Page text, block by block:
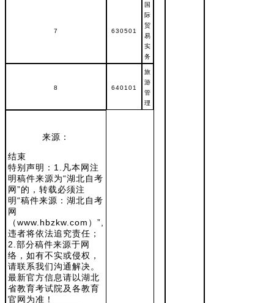
7 630501
国
际
贸
易
实
务
8 640101
旅
游
管
理
来源：
结束
特别声明：1.凡本网注
明稿件来源为“湖北自考
网”的，转载必须注
明“稿件来源：湖北自考
网
（www.hbzkw.com）”,
违者将依法追究责任；
2.部分稿件来源于网
络，如有不实或侵权，
请联系我们沟通解决。
最新官方信息请以湖北
省教育考试院及各教育
官网为准！